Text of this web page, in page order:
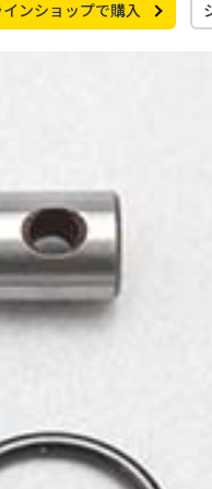
ンショップで購入